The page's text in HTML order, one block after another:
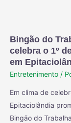
Bingão do
celebra o 1º
em
Entretenimento /
Em clima de
Epitaciolândia
Bingão do